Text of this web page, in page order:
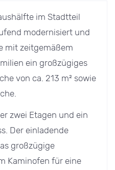
im Stadtteil
modernisiert und
mit zeitgemäßem
ein großzügiges
von ca. 213 m² sowie
zwei Etagen und ein
Der einladende
großzügige
Kaminofen für eine